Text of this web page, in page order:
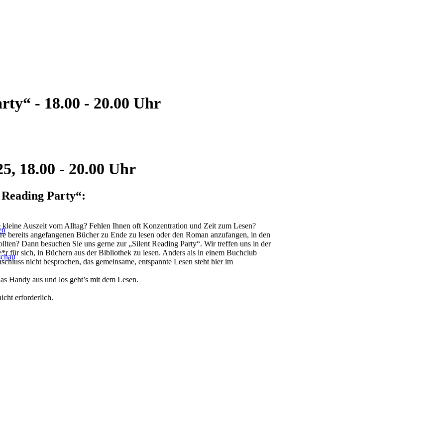
- 18.00 - 20.00 Uhr
18.00 - 20.00 Uhr
Party“:
Auszeit vom Alltag? Fehlen Ihnen oft Konzentration und Zeit zum Lesen?
bereits angefangenen Bücher zu Ende zu lesen oder den Roman anzufangen, in den
Dann besuchen Sie uns gerne zur „Silent Reading Party“. Wir treffen uns in der
für sich, in Büchern aus der Bibliothek zu lesen. Anders als in einem Buchclub
nicht besprochen, das gemeinsame, entspannte Lesen steht hier im
Handy aus und los geht’s mit dem Lesen.
erforderlich.